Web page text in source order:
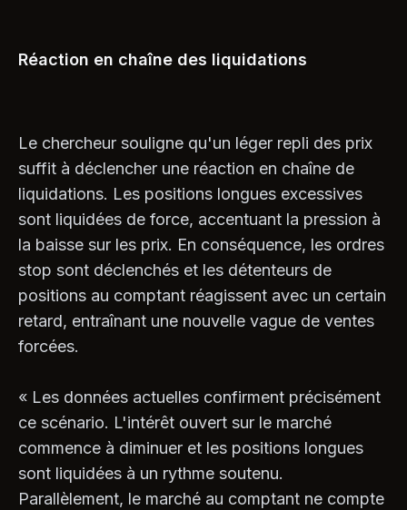
Réaction en chaîne des liquidations
Le chercheur souligne qu'un léger repli des prix
suffit à déclencher une réaction en chaîne de
liquidations. Les positions longues excessives
sont liquidées de force, accentuant la pression à
la baisse sur les prix. En conséquence, les ordres
stop sont déclenchés et les détenteurs de
positions au comptant réagissent avec un certain
retard, entraînant une nouvelle vague de ventes
forcées.
« Les données actuelles confirment précisément
ce scénario. L'intérêt ouvert sur le marché
commence à diminuer et les positions longues
sont liquidées à un rythme soutenu.
Parallèlement, le marché au comptant ne compte